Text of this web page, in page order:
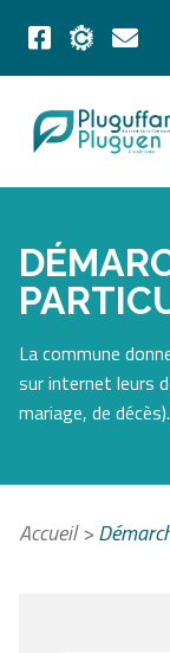
La commune
sur internet leurs
mariage, de décès).
Accueil>